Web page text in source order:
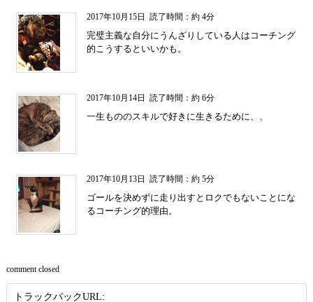
2017年10月15日 読了時間：約 4分
完璧主義な自分にうんざりしている人はコーチング
的こうするといいかも。
2017年10月14日 読了時間：約 6分
一生もののスキルで好きに生きるために、、
2017年10月13日 読了時間：約 5分
ゴールを決めずに走り出すとロクでもないことにな
るコーチング的理由。
comment closed
トラックバックURL: